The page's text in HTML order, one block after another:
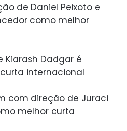
de Daniel Peixoto e
como melhor
Kiarash Dadgar é
internacional
com direção de Juraci
melhor curta